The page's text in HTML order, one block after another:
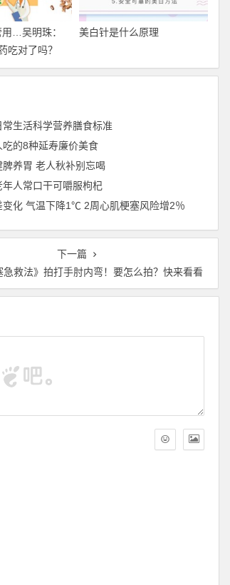
…吴明珠：
吃对了吗？
美白针是什么原理
常生活科学营养膳食标准
吃的8种延寿廉价美食
脾养胃 老人秋补别忘喝
年人常口干可嚼服枸杞
变化 气温下降1℃ 2周心肌梗塞风险增2％
下一篇
急救法》拍打手肘内弯！要怎么拍？快来看看